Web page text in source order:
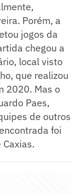
Porém, a
jogos da
chegou a
local visto
que realizou
2020. Mas o
Paes,
de outros
foi